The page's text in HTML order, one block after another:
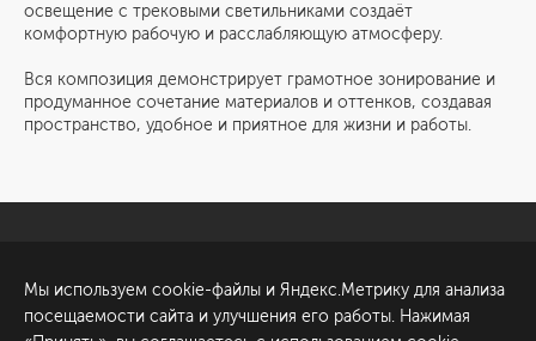
освещение с трековыми светильниками создаёт
комфортную рабочую и расслабляющую атмосферу.
Вся композиция демонстрирует грамотное зонирование и
продуманное сочетание материалов и оттенков, создавая
пространство, удобное и приятное для жизни и работы.
Обсудить проект
ул. Академика Павлова, 6
к1
Мы используем cookie-файлы и Яндекс.Метрику для анализа
посещаемости сайта и улучшения его работы. Нажимая